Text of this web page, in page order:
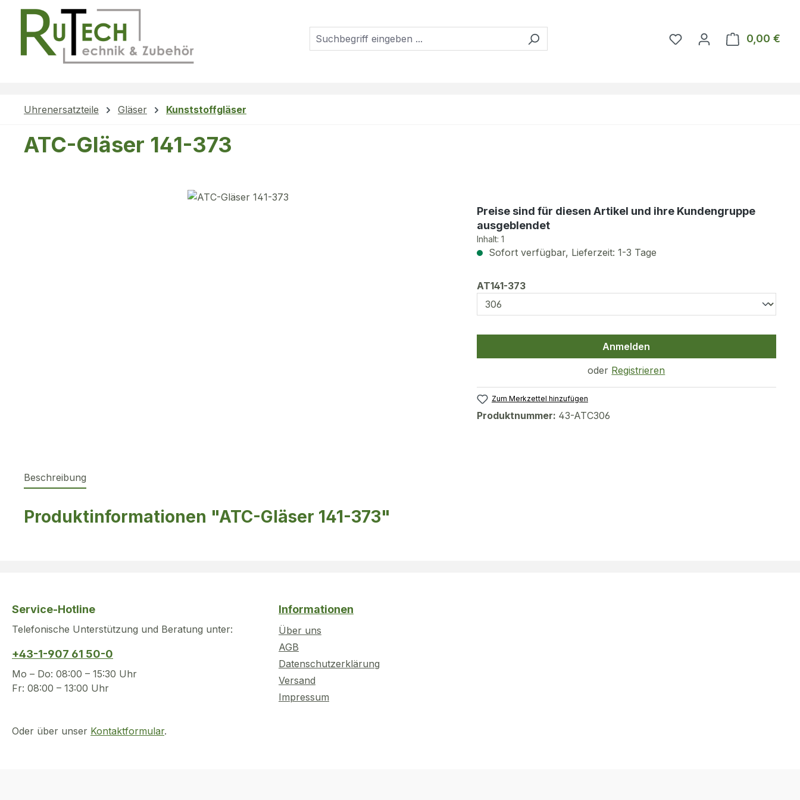
Hauptinhalt springen
Zur Suche springen
Zur Hauptnavigation springen
Du hast 0 Produkte auf
0,00 €
Uhrenersatzteile Gläser Kunststoffgläser
ATC-Gläser 141-373
Preise sind für diesen Artikel und ihre Kundengruppe
ausgeblendet
Inhalt: 1
Sofort verfügbar, Lieferzeit: 1-3 Tage
AT141-373auswählen
Anmelden
oder Registrieren
Zum Merkzettel hinzufügen
Produktnummer: 43-ATC306
Beschreibung
Produktinformationen "ATC-Gläser 141-373"
Service-Hotline
Telefonische Unterstützung und Beratung unter:
+43-1-907 61 50-0
Mo – Do: 08:00 – 15:30 Uhr
Fr: 08:00 – 13:00 Uhr
Oder über unser Kontaktformular.
Informationen
Über uns
AGB
Datenschutzerklärung
Versand
Impressum